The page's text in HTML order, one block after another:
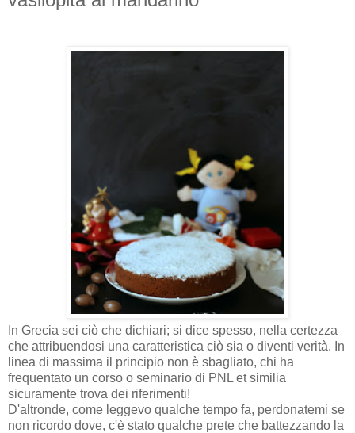
In Grecia sei ciò che dichiari; si dice spesso, nella certezza
che attribuendosi una caratteristica ciò sia o diventi verità. In
linea di massima il principio non è sbagliato, chi ha
frequentato un corso o seminario di PNL et similia
sicuramente trova dei riferimenti!
D'altronde, come leggevo qualche tempo fa, perdonatemi se
non ricordo dove, c'è stato qualche prete che battezzando la